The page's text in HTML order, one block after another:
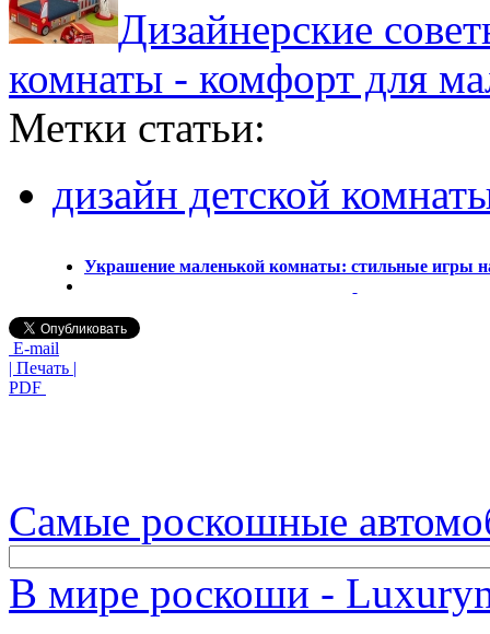
Дизайнерские
комнаты - комфорт для
Метки статьи:
дизайн детской
Украшение маленькой комнаты: стильные игры
E-mail
| Печать |
PDF
Самые роскошные
В мире роскоши -